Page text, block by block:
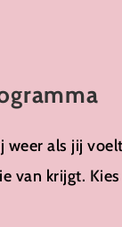
als jij
van krijgt.